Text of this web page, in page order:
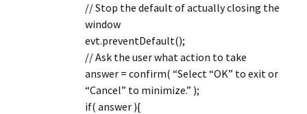
// Stop the default of actually closing the
window
evt.preventDefault();
// Ask the user what action to take
answer = confirm( “Select “OK” to exit or
“Cancel” to minimize.” );
if( answer ){